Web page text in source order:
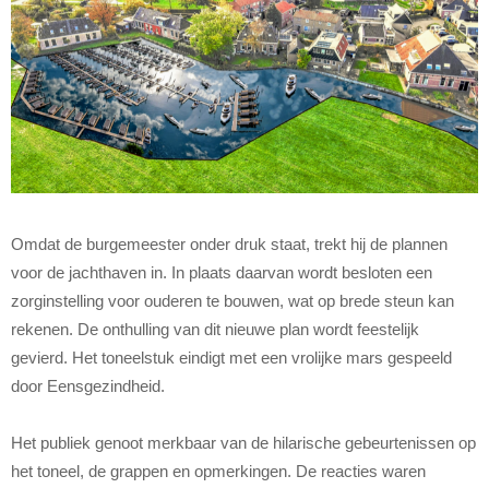
Omdat de burgemeester onder druk staat, trekt hij de plannen
voor de jachthaven in. In plaats daarvan wordt besloten een
zorginstelling voor ouderen te bouwen, wat op brede steun kan
rekenen. De onthulling van dit nieuwe plan wordt feestelijk
gevierd. Het toneelstuk eindigt met een vrolijke mars gespeeld
door Eensgezindheid.
Het publiek genoot merkbaar van de hilarische gebeurtenissen op
het toneel, de grappen en opmerkingen. De reacties waren